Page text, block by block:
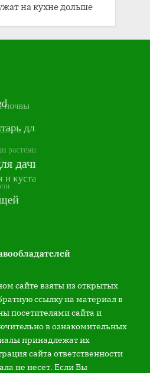
на кухне дольше
сайте взяты из открытых
ссылку на материал в
посетителями сайта и
в ознакомительных
принадлежат их
сайта ответственности
не несет. Если Вы